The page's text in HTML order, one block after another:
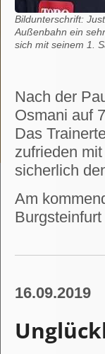
Bildunterschrift:
Außenbahn ein
sich mit seinem 1.
Nach der
Osmani auf
Das
zufrieden
sicherlich
Am
16.09.2019